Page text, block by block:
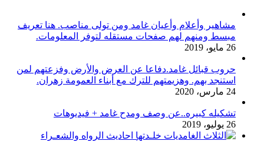
مشاهير وأعلام وأعيان غامد ومن تولى مناصب. هنا تعريف
مبسط ومنهم لهم صفحات مستقله لتوفر المعلومات.
26 مايو، 2019
حروب قبائل غامد.دفاعا عن العرض والأرض وفزعتهم لمن
استنجد بهم. وهزيمتهم للترك مع أبناء العمومة زهران.
24 مارس، 2020
تشكيله كبيره..عن وصف ومدح غامد + فيديوهات
26 يوليو، 2019